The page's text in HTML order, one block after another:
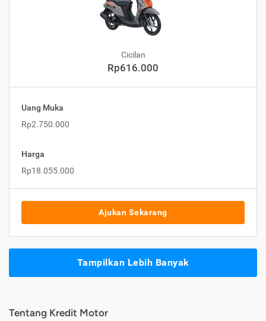
Cicilan
Rp616.000
Uang Muka
Rp2.750.000
Harga
Rp18.055.000
Ajukan Sekarang
Tampilkan Lebih Banyak
Tentang Kredit Motor